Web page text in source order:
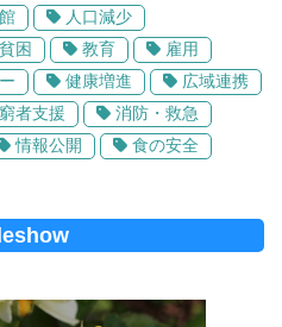
人口減少
困 教育
雇用
健康増進
広域連携
者支援
消防・救急
情報公開 食の安全